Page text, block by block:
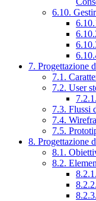
6.10.
7. Progettazione
7.1.
7.2. User
7.3. Flussi
7.4.
7.5.
8. Progettazione
8.1.
8.2.